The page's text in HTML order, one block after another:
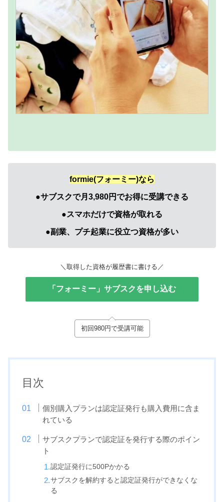
formie(フォーミー)なら
●サブスクで月3,980円でお得に受講できる
●スマホだけで資格が取れる
●副業、プチ起業に役立つ資格が多い
＼取得した資格が履歴書に書ける／
「フォーミー」サブスクを申し込む
初回980円で受講可能
目次
個別購入プランは認定証発行も購入費用に含ま
れている
サブスクプランで認定証を発行する際のポイン
ト
認定証発行に500Pかかる
サブスクを解約すると認定証発行ができなくな
る